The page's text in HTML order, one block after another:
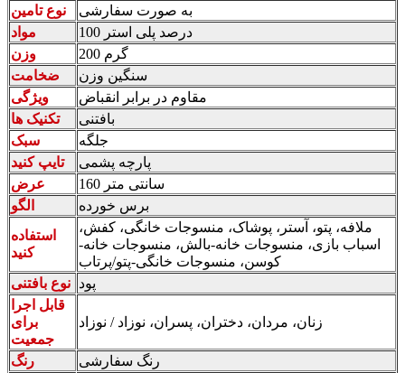
نوع تامین
به صورت سفارشی
مواد
100 درصد پلی استر
وزن
200 گرم
ضخامت
سنگین وزن
ویژگی
مقاوم در برابر انقباض
تکنیک ها
بافتنی
سبک
جلگه
تایپ کنید
پارچه پشمی
عرض
160 سانتی متر
الگو
برس خورده
استفاده
کنید
ملافه، پتو، آستر، پوشاک، منسوجات خانگی، کفش،
اسباب بازی، منسوجات خانه-بالش، منسوجات خانه-
کوسن، منسوجات خانگی-پتو/پرتاب
نوع بافتنی پود
قابل اجرا
برای
جمعیت
زنان، مردان، دختران، پسران، نوزاد / نوزاد
رنگ
رنگ سفارشی